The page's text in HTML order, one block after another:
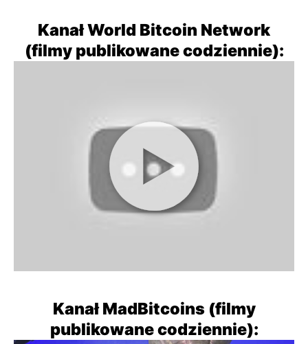
Kanał World Bitcoin Network
(filmy publikowane codziennie):
Kanał MadBitcoins (filmy
publikowane codziennie):